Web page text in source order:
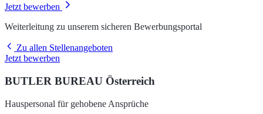
Jetzt bewerben
Weiterleitung zu unserem sicheren Bewerbungsportal
Zu allen Stellenangeboten
Jetzt bewerben
BUTLER BUREAU Österreich
Hauspersonal für gehobene Ansprüche